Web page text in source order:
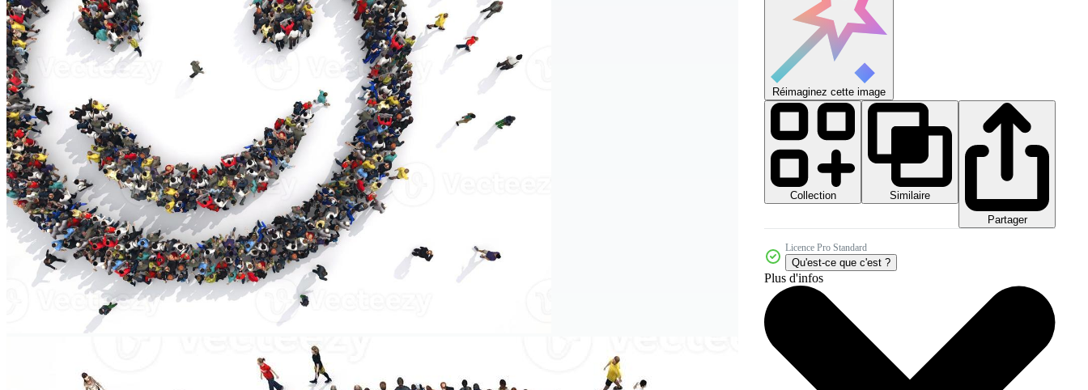
Réimaginez cette image
Collection
Similaire
Partager
Licence Pro Standard
Qu'est-ce que c'est ?
Plus d'infos